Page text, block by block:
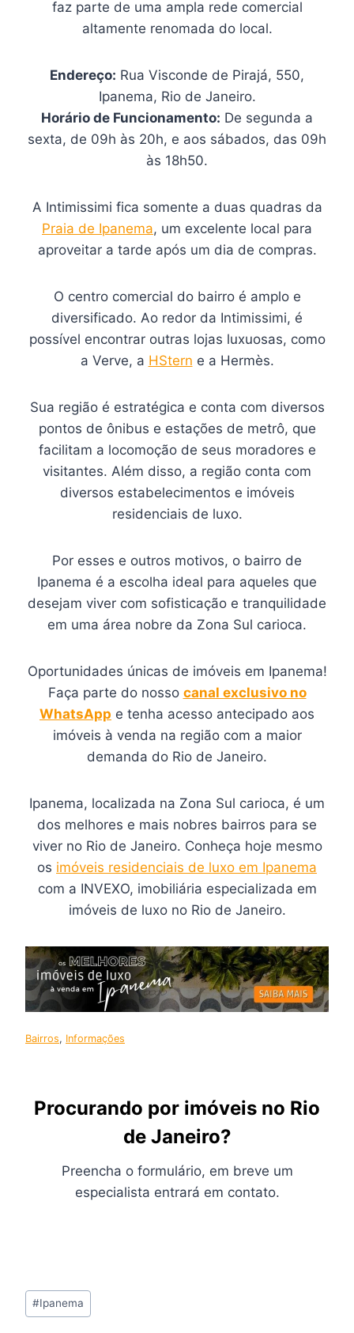
faz parte de uma ampla rede comercial
altamente renomada do local.
Endereço: Rua Visconde de Pirajá, 550,
Ipanema, Rio de Janeiro.
Horário de Funcionamento: De segunda a
sexta, de 09h às 20h, e aos sábados, das 09h
às 18h50.
A Intimissimi fica somente a duas quadras da
Praia de Ipanema, um excelente local para
aproveitar a tarde após um dia de compras.
O centro comercial do bairro é amplo e
diversificado. Ao redor da Intimissimi, é
possível encontrar outras lojas luxuosas, como
a Verve, a HStern e a Hermès.
Sua região é estratégica e conta com diversos
pontos de ônibus e estações de metrô, que
facilitam a locomoção de seus moradores e
visitantes. Além disso, a região conta com
diversos estabelecimentos e imóveis
residenciais de luxo.
Por esses e outros motivos, o bairro de
Ipanema é a escolha ideal para aqueles que
desejam viver com sofisticação e tranquilidade
em uma área nobre da Zona Sul carioca.
Oportunidades únicas de imóveis em Ipanema!
Faça parte do nosso canal exclusivo no
WhatsApp e tenha acesso antecipado aos
imóveis à venda na região com a maior
demanda do Rio de Janeiro.
Ipanema, localizada na Zona Sul carioca, é um
dos melhores e mais nobres bairros para se
viver no Rio de Janeiro. Conheça hoje mesmo
os imóveis residenciais de luxo em Ipanema
com a INVEXO, imobiliária especializada em
imóveis de luxo no Rio de Janeiro.
Bairros, Informações
Procurando por imóveis no Rio
de Janeiro?
Preencha o formulário, em breve um
especialista entrará em contato.
Tags
do
#Ipanema